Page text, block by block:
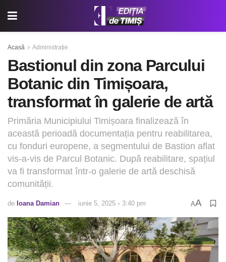
Acasă Administrație
Bastionul din zona Parcului
Botanic din Timișoara,
transformat în galerie de artă
Primăria Municipiului Timișoara finalizează în
această perioadă documentația pentru reabilitarea,
cu fonduri europene, a segmentului de Bastion aflat
vis-a-vis de Parcul Botanic. După reabilitare, spațiul
va fi transformat într-o galerie de artă deschisă
comunității.
de Ioana Damian iunie 5, 2025 ◦ 3:40 pm AA